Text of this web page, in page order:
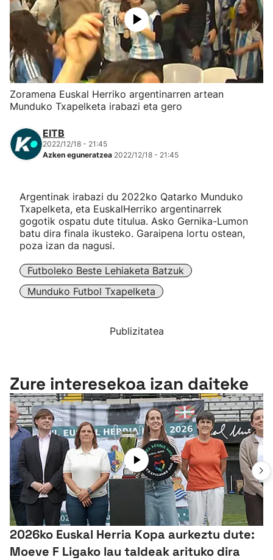
Herri-kirolak
Eskubaloia
Kirolak 360
Mendi-lasterketak
"Helmuga"
Zoramena Euskal Herriko argentinarren artean
Munduko Txapelketa irabazi eta gero
EITB
2022/12/18 - 21:45
Azken eguneratzea 2022/12/18 - 21:45
Argentinak irabazi du 2022ko Qatarko Munduko
Txapelketa, eta EuskalHerriko argentinarrek
gogotik ospatu dute titulua. Asko Gernika-Lumon
batu dira finala ikusteko. Garaipena lortu ostean,
poza izan da nagusi.
Futboleko Beste Lehiaketa Batzuk
Munduko Futbol Txapelketa
Publizitatea
Zure interesekoa izan daiteke
2026ko Euskal Herria Kopa aurkeztu dute:
Moeve F Ligako lau taldeak arituko dira